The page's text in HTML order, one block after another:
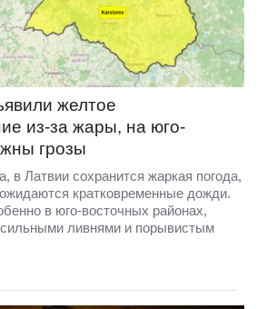
желтое
из-за жары, на юго-
грозы
в Латвии сохранится жаркая погода,
кратковременные дожди.
в юго-восточных районах,
ливнями и порывистым